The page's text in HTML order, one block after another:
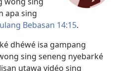
apa sing
Bebasan 14:15.
dhéwé isa gampang
sing seneng nyebarké
utawa vidéo sing